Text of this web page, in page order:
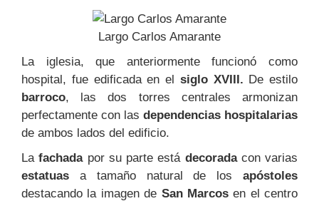
Largo Carlos Amarante
La iglesia, que anteriormente funcionó como
hospital, fue edificada en el siglo XVIII. De estilo
barroco, las dos torres centrales armonizan
perfectamente con las dependencias hospitalarias
de ambos lados del edificio.
Lafachadapor su parte está decoradacon varias
estatuas a tamaño natural de los apóstoles
destacando la imagen de San Marcosen el centro